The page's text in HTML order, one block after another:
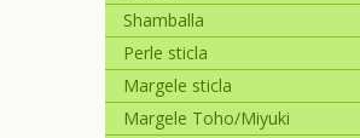
Shamballa
Perle sticla
Margele sticla
Margele Toho/Miyuki